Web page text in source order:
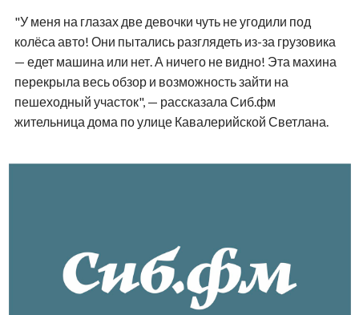
"У меня на глазах две девочки чуть не угодили под
колёса авто! Они пытались разглядеть из-за грузовика
— едет машина или нет. А ничего не видно! Эта махина
перекрыла весь обзор и возможность зайти на
пешеходный участок", — рассказала Сиб.фм
жительница дома по улице Кавалерийской Светлана.